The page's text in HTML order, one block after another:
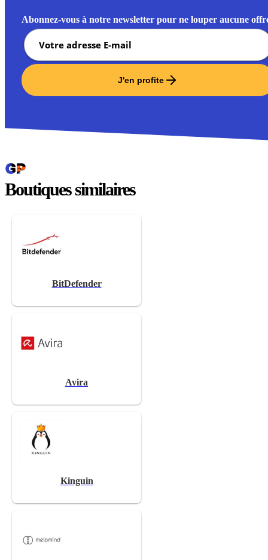
Abonnez-vous à notre newsletter pour ne louper aucune
J'en profite
Boutiques similaires
BitDefender
Avira
Kinguin